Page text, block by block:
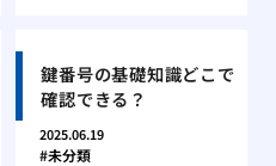
鍵番号の基礎知識どこで
確認できる？
2025.06.19
未分類